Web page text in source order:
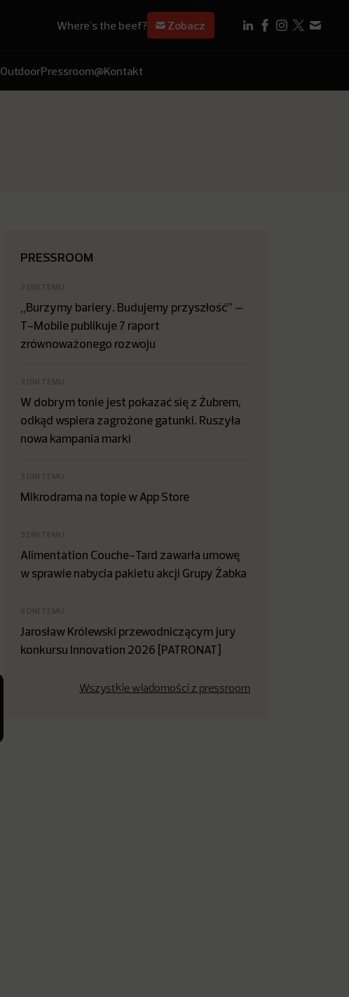
Where's the beef? Zobacz
OutdoorPressroom@Kontakt
PRESSROOM
2 DNI TEMU
„Burzymy bariery. Budujemy przyszłość” –
T-Mobile publikuje 7 raport
zrównoważonego rozwoju
3 DNI TEMU
W dobrym tonie jest pokazać się z Żubrem,
odkąd wspiera zagrożone gatunki. Ruszyła
nowa kampania marki
3 DNI TEMU
Mikrodrama na topie w App Store
3 DNI TEMU
Alimentation Couche-Tard zawarła umowę
w sprawie nabycia pakietu akcji Grupy Żabka
6 DNI TEMU
Jarosław Królewski przewodniczącym jury
konkursu Innovation 2026 [PATRONAT]
Wszystkie wiadomości z pressroom